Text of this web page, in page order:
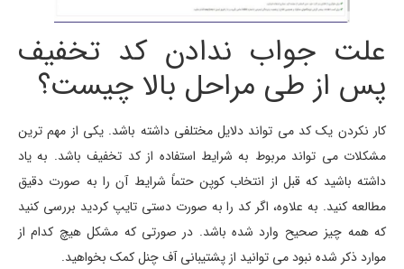
علت جواب ندادن کد تخفیف
پس از طی مراحل بالا چیست؟
کار نکردن یک کد می تواند دلایل مختلفی داشته باشد. یکی از مهم ترین
مشکلات می تواند مربوط به شرایط استفاده از کد تخفیف باشد. به یاد
داشته باشید که قبل از انتخاب کوپن حتماً شرایط آن را به صورت دقیق
مطالعه کنید. به علاوه، اگر کد را به صورت دستی تایپ کردید بررسی کنید
که همه چیز صحیح وارد شده باشد. در صورتی که مشکل هیچ کدام از
موارد ذکر شده نبود می توانید از پشتیبانی آف چنل کمک بخواهید.